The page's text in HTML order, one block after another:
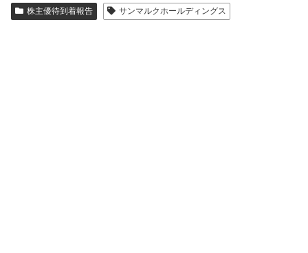
株主優待到着報告 サンマルクホールディングス